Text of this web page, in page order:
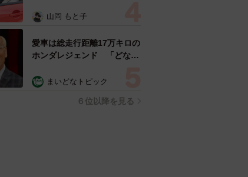
憩まで分刻み… 「大学生で
山岡 もと子
愛車は総走行距離17万キロの
ホンダレジェンド 「どなた
所漫才師が譲渡の意向
まいどなトピック
６位以降を見る